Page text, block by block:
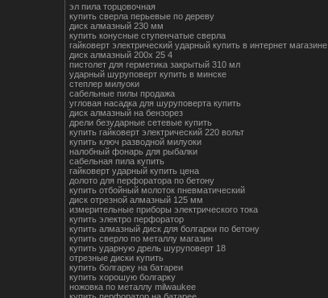
эл пила торцовочная
купить сверла перьевые по дереву
диск алмазный 230 мм
купить конусные ступенчатые сверла
гайковерт электрический ударный купить в интернет магазине
диск алмазный 200х 25 4
пистолет для герметика закрытый 310 мл
ударный шуруповерт купить в минске
степлер милуоки
сабельные пилы продажа
угловая насадка для шуруповерта купить
диск алмазный на бензорез
дрели безударные сетевые купить
купить гайковерт электрический 220 вольт
купить ключ разводной милуоки
налобный фонарь для рыбалки
сабельная пила купить
гайковерт ударный купить цена
долото для перфоратора по бетону
купить отбойный молоток пневматический
диск отрезной алмазный 125 мм
измерительные приборы электрического тока
купить электро перфоратор
купить алмазный диск для болгарки по бетону
купить сверло по металлу магазин
купить ударную дрель шуруповерт 18
отрезные диски купить
купить болгарку на батареи
купить хорошую болгарку
ножовка по металлу milwaukee